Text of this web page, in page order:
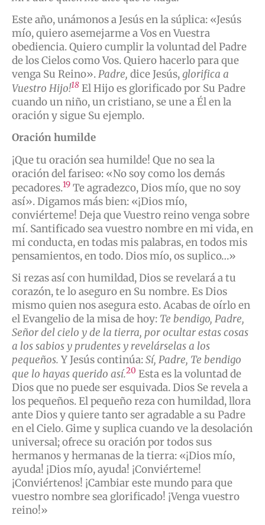
Este año, unámonos a Jesús en la súplica: «Jesús
mío, quiero asemejarme a Vos en Vuestra
obediencia. Quiero cumplir la voluntad del Padre
de los Cielos como Vos. Quiero hacerlo para que
venga Su Reino».Padre, dice Jesús,glorifica a
Vuestro Hijo!18 El Hijo es glorificado por Su Padre
cuando un niño, un cristiano, se une a Él en la
oración y sigue Su ejemplo.
Oración humilde
¡Que tu oración sea humilde! Que no sea la
oración del fariseo: «No soy como los demás
pecadores.19 Te agradezco, Dios mío, que no soy
así». Digamos más bien: «¡Dios mío,
conviérteme! Deja que Vuestro reino venga sobre
mí. Santificado sea vuestro nombre en mi vida, en
mi conducta, en todas mis palabras, en todos mis
pensamientos, en todo. Dios mío, os suplico…»
Si rezas así con humildad, Dios se revelará a tu
corazón, te lo aseguro en Su nombre. Es Dios
mismo quien nos asegura esto. Acabas de oírlo en
el Evangelio de la misa de hoy: Te bendigo, Padre,
Señor del cielo y de la tierra, por ocultar estas cosas
a los sabios y prudentes y revelárselas a los
pequeños. Y Jesús continúa:Sí, Padre, Te bendigo
que lo hayas querido así.20 Esta es la voluntad de
Dios que no puede ser esquivada. Dios Se revela a
los pequeños. El pequeño reza con humildad, llora
ante Dios y quiere tanto ser agradable a su Padre
en el Cielo. Gime y suplica cuando ve la desolación
universal; ofrece su oración por todos sus
hermanos y hermanas de la tierra: «¡Dios mío,
ayuda! ¡Dios mío, ayuda! ¡Conviérteme!
¡Conviértenos! ¡Cambiar este mundo para que
vuestro nombre sea glorificado! ¡Venga vuestro
reino!»